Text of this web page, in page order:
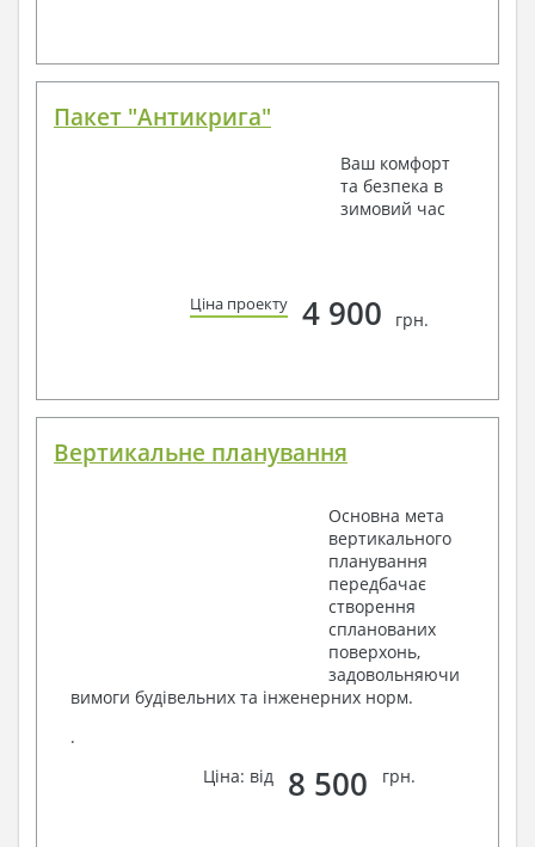
Пакет "Антикрига"
Ваш комфорт
та безпека в
зимовий час
Ціна проекту 4 900 грн.
Вертикальне планування
Основна мета
вертикального
планування
передбачає
створення
спланованих
поверхонь,
задовольняючи
вимоги будівельних та інженерних норм.
.
Ціна: від
8 500 грн.